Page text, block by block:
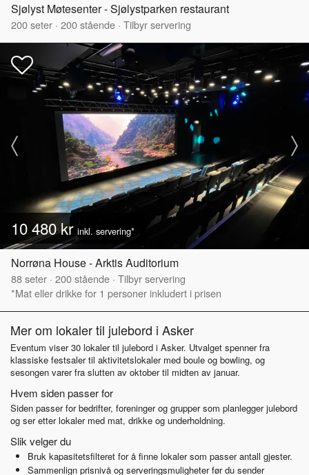
Sjølyst Møtesenter - Sjølystparken restaurant
200seter · 200stående · Tilbyr servering
10 480 kr inkl. servering*
Norrøna House - Arktis Auditorium
88seter · 200stående · Tilbyr servering
*Mat eller drikke for 1 personer inkludert i prisen
Mer om lokaler til julebord i Asker
Eventum viser 30 lokaler til julebord i Asker. Utvalget spenner fra
klassiske festsaler til aktivitetslokaler med boule og bowling, og
sesongen varer fra slutten av oktober til midten av januar.
Hvem siden passer for
Siden passer for bedrifter, foreninger og grupper som planlegger julebord
og ser etter lokaler med mat, drikke og underholdning.
Slik velger du
Bruk kapasitetsfilteret for å finne lokaler som passer antall gjester.
Sammenlign prisnivå og serveringsmuligheter før du sender